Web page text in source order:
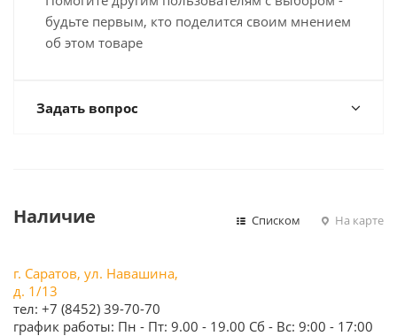
будьте первым, кто поделится своим мнением
об этом товаре
Задать вопрос
Наличие Списком На карте
г. Саратов, ул. Навашина,
д. 1/13
тел: +7 (8452) 39-70-70
график работы: Пн - Пт: 9.00 - 19.00 Сб - Вс: 9:00 - 17:00